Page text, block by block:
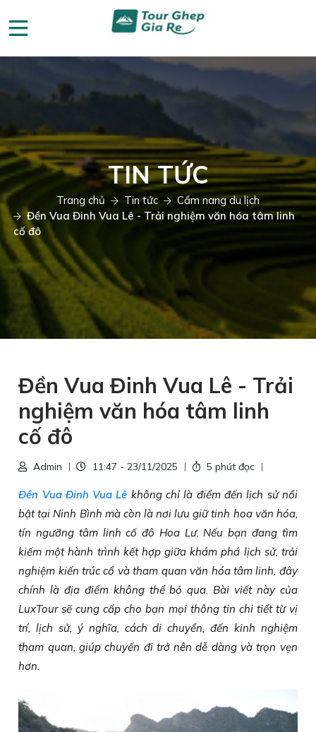
TIN TỨC
Trang chủ Tin tức
Cẩm nang du lịch
Đền Vua Đinh Vua Lê - Trải nghiệm văn hóa tâm linh
cố đô
Đền Vua Đinh Vua Lê - Trải
nghiệm văn hóa tâm linh
cố đô
Admin 11:47 - 23/11/2025 5 phút đọc
Đền Vua Đinh Vua Lê không chỉ là điểm đến lịch sử nổi
bật tại Ninh Bình mà còn là nơi lưu giữ tinh hoa văn hóa,
tín ngưỡng tâm linh cố đô Hoa Lư. Nếu bạn đang tìm
kiếm một hành trình kết hợp giữa khám phá lịch sử, trải
nghiệm kiến trúc cổ và tham quan văn hóa tâm linh, đây
chính là địa điểm không thể bỏ qua. Bài viết này của
LuxTour sẽ cung cấp cho bạn mọi thông tin chi tiết từ vị
trí, lịch sử, ý nghĩa, cách di chuyển, đến kinh nghiệm
tham quan, giúp chuyến đi trở nên dễ dàng và trọn vẹn
hơn.